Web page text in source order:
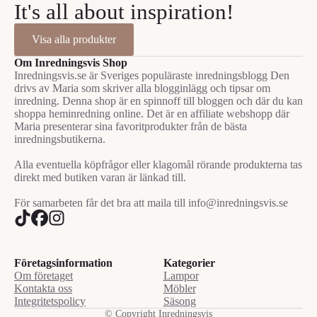
It's all about inspiration!
Visa alla produkter
Om Inredningsvis Shop
Inredningsvis.se är Sveriges populäraste inredningsblogg Den
drivs av Maria som skriver alla blogginlägg och tipsar om
inredning. Denna shop är en spinnoff till bloggen och där du kan
shoppa heminredning online. Det är en affiliate webshopp där
Maria presenterar sina favoritprodukter från de bästa
inredningsbutikerna.
Alla eventuella köpfrågor eller klagomål rörande produkterna tas
direkt med butiken varan är länkad till.
För samarbeten får det bra att maila till info@inredningsvis.se
Företagsinformation
Om företaget
Kontakta oss
Integritetspolicy
Kategorier
Lampor
Möbler
Säsong
© Copyright Inredningsvis